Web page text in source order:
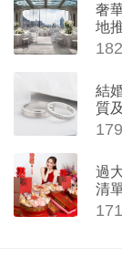
奢
地
結
質
過
清